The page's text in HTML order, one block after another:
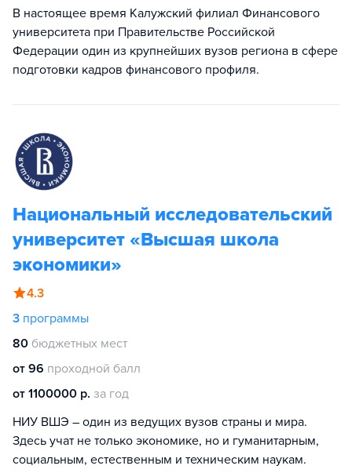
В настоящее время Калужский филиал Финансового
университета при Правительстве Российской
Федерации один из крупнейших вузов региона в сфере
подготовки кадров финансового профиля.
Национальный исследовательский
университет «Высшая школа
экономики»
4.3
3 программы
80 бюджетных мест
от 96 проходной балл
от 1100000 р. за год
НИУ ВШЭ – один из ведущих вузов страны и мира.
Здесь учат не только экономике, но и гуманитарным,
социальным, естественным и техническим наукам.